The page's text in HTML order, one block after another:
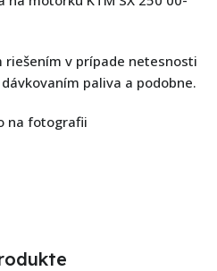
riešením v prípade netesnosti
paliva a podobne.
na fotografii